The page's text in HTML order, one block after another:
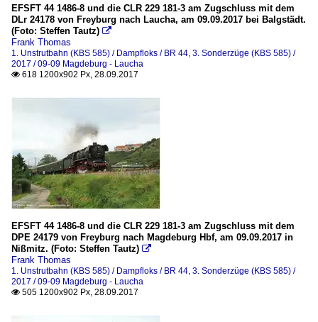
EFSFT 44 1486-8 und die CLR 229 181-3 am Zugschluss mit dem
DLr 24178 von Freyburg nach Laucha, am 09.09.2017 bei Balgstädt.
(Foto: Steffen Tautz) 
Frank Thomas
1. Unstrutbahn (KBS 585) / Dampfloks / BR 44, 3. Sonderzüge (KBS 585) /
2017 / 09-09 Magdeburg - Laucha
 618 1200x902 Px, 28.09.2017
EFSFT 44 1486-8 und die CLR 229 181-3 am Zugschluss mit dem
DPE 24179 von Freyburg nach Magdeburg Hbf, am 09.09.2017 in
Nißmitz. (Foto: Steffen Tautz) 
Frank Thomas
1. Unstrutbahn (KBS 585) / Dampfloks / BR 44, 3. Sonderzüge (KBS 585) /
2017 / 09-09 Magdeburg - Laucha
 505 1200x902 Px, 28.09.2017